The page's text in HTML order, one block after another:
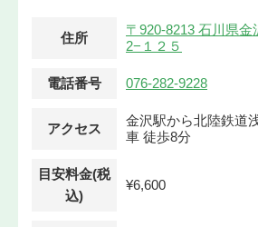
住所
〒920-8213 石川県金
2−１２５
電話番号 076-282-9228
アクセス
金沢駅から北陸鉄道
車 徒歩8分
目安料金(税
込)
¥6,600